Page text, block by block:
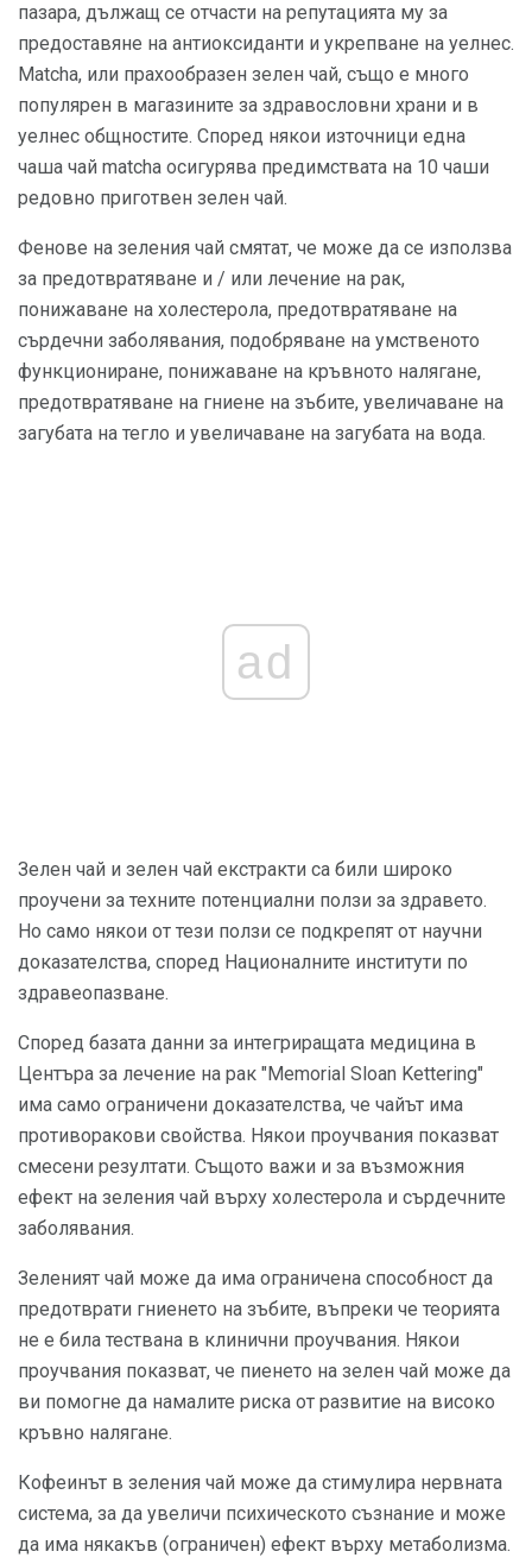
пазара, дължащ се отчасти на репутацията му за
предоставяне на антиоксиданти и укрепване на уелнес.
Matcha, или прахообразен зелен чай, също е много
популярен в магазините за здравословни храни и в
уелнес общностите. Според някои източници една
чаша чай matcha осигурява предимствата на 10 чаши
редовно приготвен зелен чай.
Фенове на зеления чай смятат, че може да се използва
за предотвратяване и / или лечение на рак,
понижаване на холестерола, предотвратяване на
сърдечни заболявания, подобряване на умственото
функциониране, понижаване на кръвното налягане,
предотвратяване на гниене на зъбите, увеличаване на
загубата на тегло и увеличаване на загубата на вода.
ad
Зелен чай и зелен чай екстракти са били широко
проучени за техните потенциални ползи за здравето.
Но само някои от тези ползи се подкрепят от научни
доказателства, според Националните институти по
здравеопазване.
Според базата данни за интегриращата медицина в
Центъра за лечение на рак "Memorial Sloan Kettering"
има само ограничени доказателства, че чайът има
противоракови свойства. Някои проучвания показват
смесени резултати. Същото важи и за възможния
ефект на зеления чай върху холестерола и сърдечните
заболявания.
Зеленият чай може да има ограничена способност да
предотврати гниенето на зъбите, въпреки че теорията
не е била тествана в клинични проучвания. Някои
проучвания показват, че пиенето на зелен чай може да
ви помогне да намалите риска от развитие на високо
кръвно налягане.
Кофеинът в зеления чай може да стимулира нервната
система, за да увеличи психическото съзнание и може
да има някакъв (ограничен) ефект върху метаболизма.